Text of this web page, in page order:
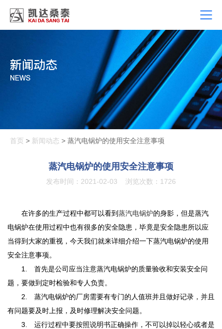
新闻动态
NEWS
首页 > 新闻动态 > 蒸汽电锅炉的使用安全注意事项
蒸汽电锅炉的使用安全注意事项
发布时间：2021-02-03 浏览次数：1726
在许多的生产过程中都可以看到蒸汽电锅炉的身影，但是蒸汽
电锅炉在使用过程中也有很多的安全隐患，毕竟是安全隐患所以应
当得到大家的重视，今天我们就来详细介绍一下蒸汽电锅炉的使用
安全注意事项。
1.
首先是公司应当注意蒸汽电锅炉的质量验收和安装安全问
题，要做到定时检验和专人负责。
2.
蒸汽电锅炉的厂房需要有专门的人值班并且做好记录，并且
有问题要及时上报，及时修理解决安全问题。
3.
运行过程中要按照说明书正确操作，不可以掉以轻心或者是